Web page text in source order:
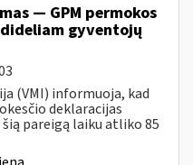
— GPM permokos
gyventojų
(VMI) informuoja, kad
deklaracijas
pareigą laiku atliko 85